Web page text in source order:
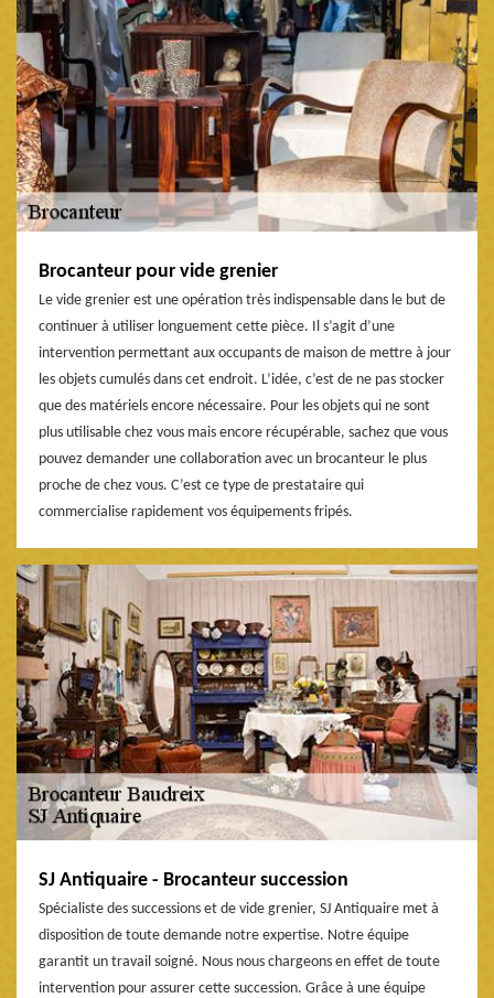
Brocanteur pour vide grenier
Le vide grenier est une opération très indispensable dans le but de
continuer à utiliser longuement cette pièce. Il s’agit d’une
intervention permettant aux occupants de maison de mettre à jour
les objets cumulés dans cet endroit. L’idée, c’est de ne pas stocker
que des matériels encore nécessaire. Pour les objets qui ne sont
plus utilisable chez vous mais encore récupérable, sachez que vous
pouvez demander une collaboration avec un brocanteur le plus
proche de chez vous. C’est ce type de prestataire qui
commercialise rapidement vos équipements fripés.
SJ Antiquaire - Brocanteur succession
Spécialiste des successions et de vide grenier, SJ Antiquaire met à
disposition de toute demande notre expertise. Notre équipe
garantit un travail soigné. Nous nous chargeons en effet de toute
intervention pour assurer cette succession. Grâce à une équipe